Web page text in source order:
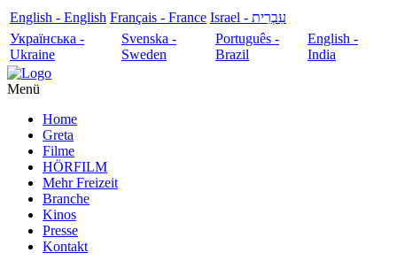
English - English Français - France
עִבְרִית - Israel
Українська -
Ukraine
Svenska -
Sweden
Português -
Brazil
English -
India
Menü
Home
Greta
Filme
HÖRFILM
Mehr Freizeit
Branche
Kinos
Presse
Kontakt